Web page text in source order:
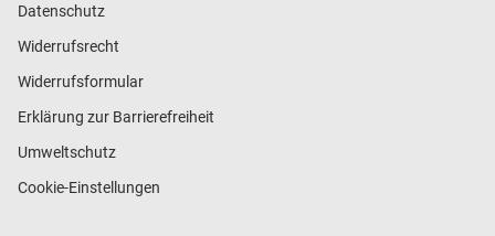
Datenschutz
Widerrufsrecht
Widerrufsformular
Erklärung zur Barrierefreiheit
Umweltschutz
Cookie-Einstellungen